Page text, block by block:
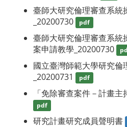
臺師大研究倫理審查系統
_20200730
pdf
臺師大研究倫理審查系統
案申請教學_20200730
國立臺灣師範大學研究倫
_20200731
pdf
「免除審查案件－計畫主
pdf
研究計畫研究成員聲明書